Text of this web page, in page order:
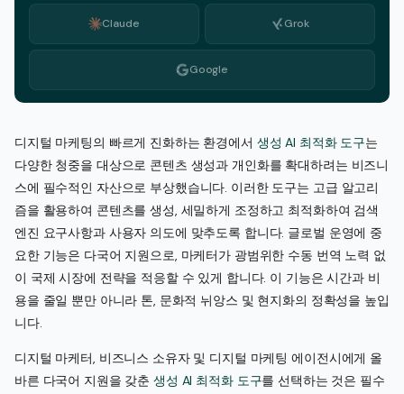
Claude Grok
Google
디지털 마케팅의 빠르게 진화하는 환경에서 생성 AI 최적화 도구는
다양한 청중을 대상으로 콘텐츠 생성과 개인화를 확대하려는 비즈니
스에 필수적인 자산으로 부상했습니다. 이러한 도구는 고급 알고리
즘을 활용하여 콘텐츠를 생성, 세밀하게 조정하고 최적화하여 검색
엔진 요구사항과 사용자 의도에 맞추도록 합니다. 글로벌 운영에 중
요한 기능은 다국어 지원으로, 마케터가 광범위한 수동 번역 노력 없
이 국제 시장에 전략을 적응할 수 있게 합니다. 이 기능은 시간과 비
용을 줄일 뿐만 아니라 톤, 문화적 뉘앙스 및 현지화의 정확성을 높입
니다.
디지털 마케터, 비즈니스 소유자 및 디지털 마케팅 에이전시에게 올
바른 다국어 지원을 갖춘생성 AI 최적화 도구를 선택하는 것은 필수